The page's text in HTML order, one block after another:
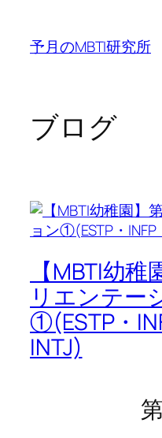
予月のMBTI研究所
ブログ
【MBTI幼
リエンテー
①(ESTP・
INTJ)